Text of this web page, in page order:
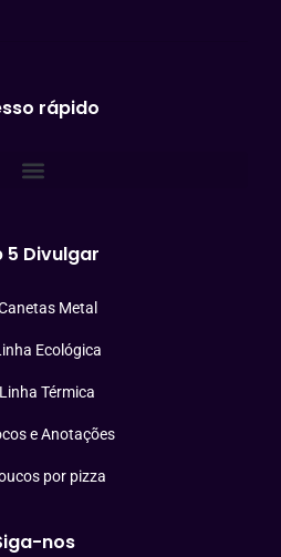
rápido
5 Divulgar
Metal
Ecológica
Linha Térmica
e Anotações
por pizza
nos